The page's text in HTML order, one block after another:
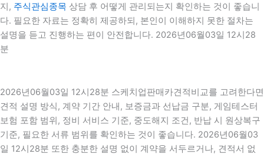
지, 주식관심종목 상담 후 어떻게 관리되는지 확인하는 것이 좋습니
다. 필요한 자료는 정확히 제공하되, 본인이 이해하지 못한 절차는
설명을 듣고 진행하는 편이 안전합니다. 2026년06월03일 12시28
분
2026년06월03일 12시28분 스케치업판매카견적비교를 고려한다면
견적 설명 방식, 계약 기간 안내, 보증금과 선납금 구분, 게임테스터
보험 포함 범위, 정비 서비스 기준, 중도해지 조건, 반납 시 원상복구
기준, 필요한 서류 범위를 확인하는 것이 좋습니다. 2026년06월03
일 12시28분 또한 충분한 설명 없이 계약을 서두르거나, 견적서 없